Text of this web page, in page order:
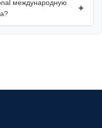
международную
+